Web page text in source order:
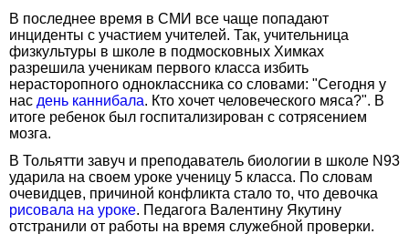
В последнее время в СМИ все чаще попадают
инциденты с участием учителей. Так, учительница
физкультуры в школе в подмосковных Химках
разрешила ученикам первого класса избить
нерасторопного одноклассника со словами: "Сегодня у
нас день каннибала. Кто хочет человеческого мяса?". В
итоге ребенок был госпитализирован с сотрясением
мозга.
В Тольятти завуч и преподаватель биологии в школе N93
ударила на своем уроке ученицу 5 класса. По словам
очевидцев, причиной конфликта стало то, что девочка
рисовала на уроке. Педагога Валентину Якутину
отстранили от работы на время служебной проверки.